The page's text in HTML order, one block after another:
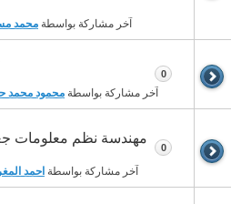
آخر مشاركة بواسطة محمد
آخر مشاركة بواسطة محمود محمد
0
آخر مشاركة بواسطة احمد
0